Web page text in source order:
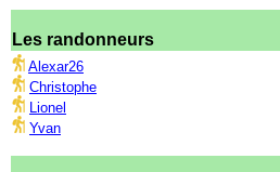
Les randonneurs
Alexar26
Christophe
Lionel
Yvan